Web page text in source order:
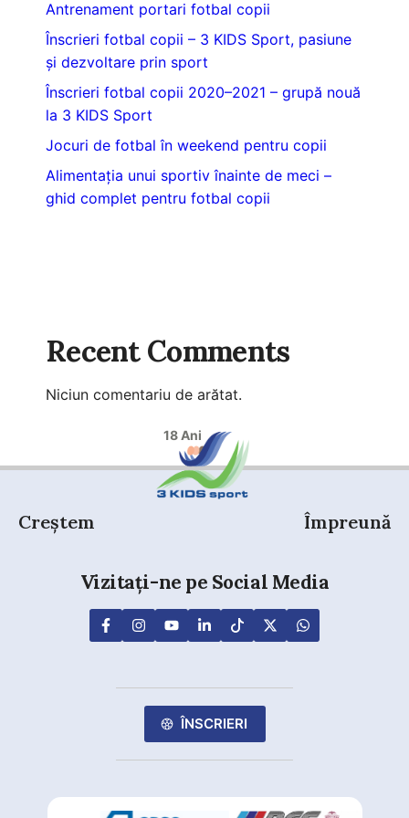
Antrenament portari fotbal copii
Înscrieri fotbal copii – 3 KIDS Sport, pasiune
și dezvoltare prin sport
Înscrieri fotbal copii 2020–2021 – grupă nouă
la 3 KIDS Sport
Jocuri de fotbal în weekend pentru copii
Alimentația unui sportiv înainte de meci –
ghid complet pentru fotbal copii
Recent Comments
Niciun comentariu de arătat.
18 Ani
Creștem Împreună
Vizitați-ne pe Social Media
ÎNSCRIERI